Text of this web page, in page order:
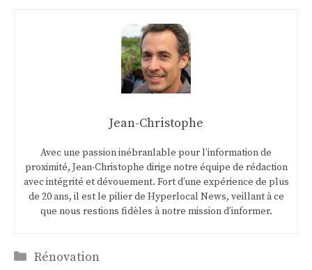
Jean-Christophe
Avec une passion inébranlable pour l’information de
proximité, Jean-Christophe dirige notre équipe de rédaction
avec intégrité et dévouement. Fort d’une expérience de plus
de 20 ans, il est le pilier de Hyperlocal News, veillant à ce
que nous restions fidèles à notre mission d’informer.
Catégories
Rénovation